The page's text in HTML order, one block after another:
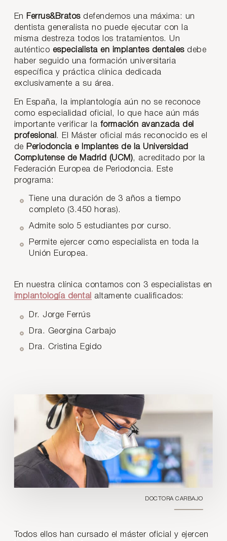
En Ferrus&Bratos defendemos una máxima: un
dentista generalista no puede ejecutar con la
misma destreza todos los tratamientos. Un
auténtico especialista en implantes dentalesdebe
haber seguido una formación universitaria
específica y práctica clínica dedicada
exclusivamente a su área.
En España, la implantología aún no se reconoce
como especialidad oficial, lo que hace aún más
importante verificar la formación avanzada del
profesional . El Máster oficial más reconocido es el
de Periodoncia e Implantes de la Universidad
Complutense de Madrid (UCM), acreditado por la
Federación Europea de Periodoncia. Este
programa:
Tiene una duración de 3 años a tiempo
completo (3.450 horas).
Admite solo 5 estudiantes por curso.
Permite ejercer como especialista en toda la
Unión Europea.
En nuestra clínica contamos con 3 especialistas en
implantología dental altamente cualificados:
Dr. Jorge Ferrús
Dra. Georgina Carbajo
Dra. Cristina Egido
DOCTORA CARBAJO
Todos ellos han cursado el máster oficial y ejercen